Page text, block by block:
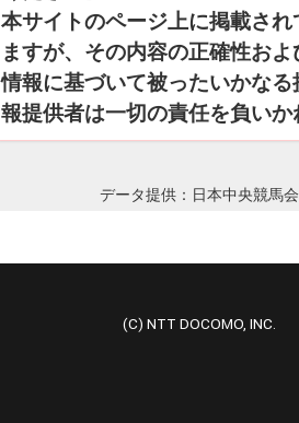
本サイトのページ上に掲載さ
ますが、その内容の正確性お
情報に基づいて被ったいかな
報提供者は一切の責任を負いか
データ提供：日本中央競馬会
(C) NTT DOCOMO, INC.